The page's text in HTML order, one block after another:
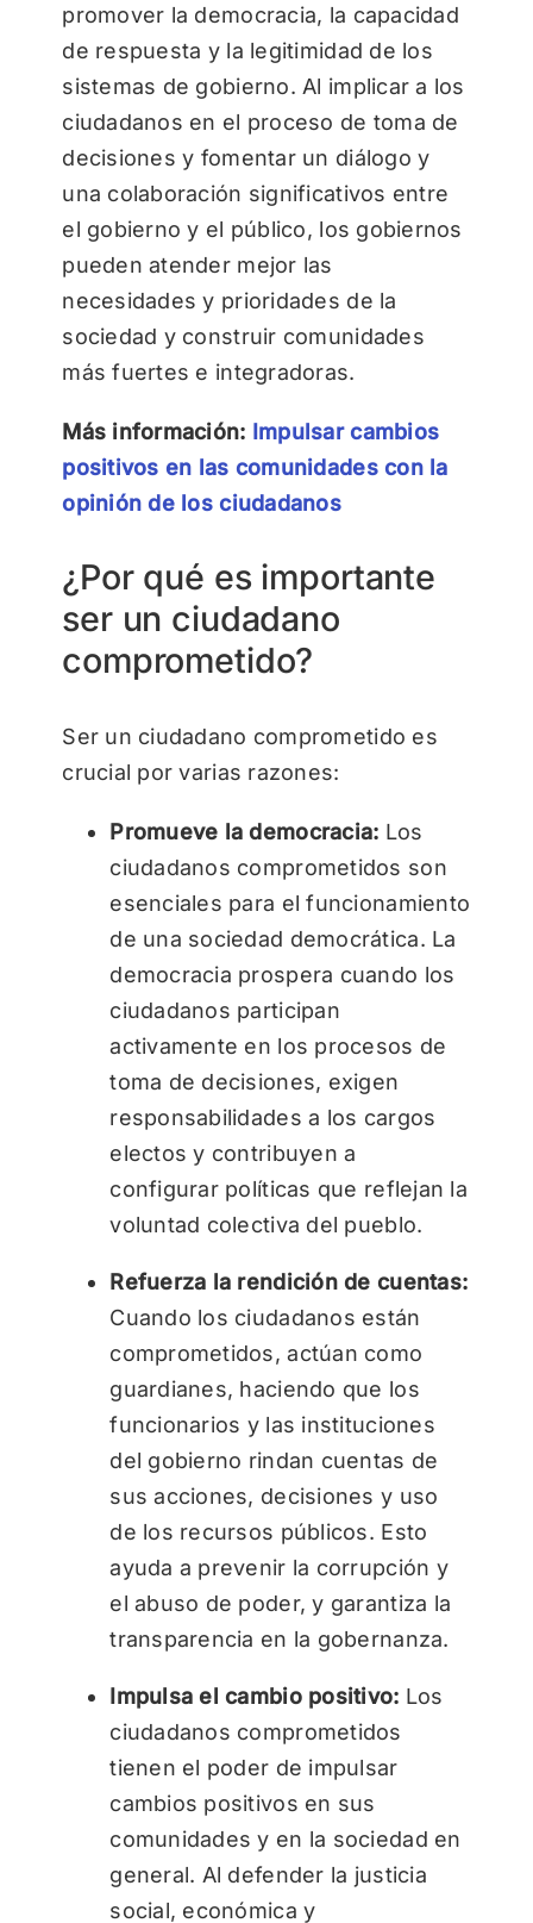
promover la democracia, la capacidad
de respuesta y la legitimidad de los
sistemas de gobierno. Al implicar a los
ciudadanos en el proceso de toma de
decisiones y fomentar un diálogo y
una colaboración significativos entre
el gobierno y el público, los gobiernos
pueden atender mejor las
necesidades y prioridades de la
sociedad y construir comunidades
más fuertes e integradoras.
Más información: Impulsar cambios
positivos en las comunidades con la
opinión de los ciudadanos
¿Por qué es importante
ser un ciudadano
comprometido?
Ser un ciudadano comprometido es
crucial por varias razones:
Promueve la democracia: Los
ciudadanos comprometidos son
esenciales para el funcionamiento
de una sociedad democrática. La
democracia prospera cuando los
ciudadanos participan
activamente en los procesos de
toma de decisiones, exigen
responsabilidades a los cargos
electos y contribuyen a
configurar políticas que reflejan la
voluntad colectiva del pueblo.
Refuerza la rendición de cuentas:
Cuando los ciudadanos están
comprometidos, actúan como
guardianes, haciendo que los
funcionarios y las instituciones
del gobierno rindan cuentas de
sus acciones, decisiones y uso
de los recursos públicos. Esto
ayuda a prevenir la corrupción y
el abuso de poder, y garantiza la
transparencia en la gobernanza.
Impulsa el cambio positivo: Los
ciudadanos comprometidos
tienen el poder de impulsar
cambios positivos en sus
comunidades y en la sociedad en
general. Al defender la justicia
social, económica y